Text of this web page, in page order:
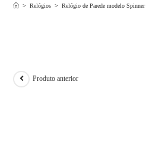
> Relógios > Relógio de Parede modelo Spinner
Produto anterior